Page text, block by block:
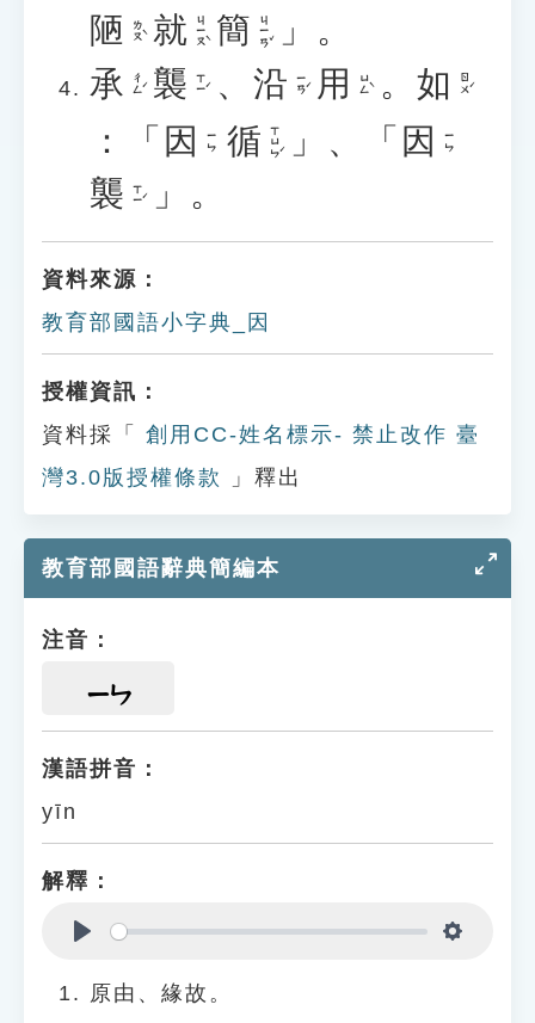
陋 ㄌㄡˋ 就 ㄐㄧㄡˋ 簡 ㄐㄧㄢˇ
」。
承 ㄔㄥˊ 襲 ㄒㄧˊ 、 沿 ㄧㄢˊ 用 ㄩㄥˋ 。 如 ㄖㄨˊ
：「 因 ㄧㄣ 循 ㄒㄩㄣˊ 」、「 因 ㄧㄣ
襲 ㄒㄧˊ 」。
資料來源：
教育部國語小字典_因
授權資訊：
資料採「
創用CC-姓名標示- 禁止改作 臺
灣3.0版授權條款
」釋出
教育部國語辭典簡編本
注音：
ㄧㄣ
漢語拼音：
yīn
解釋：
原由、緣故。